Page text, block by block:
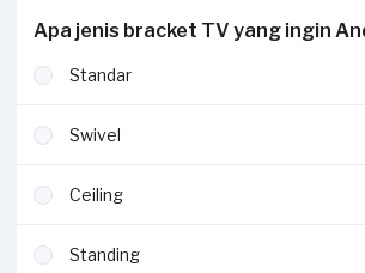
Apa jenis bracket TV yang ingin
Standar
Swivel
Ceiling
Standing